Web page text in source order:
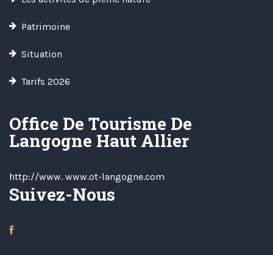
Patrimoine
Situation
Tarifs 2026
Office De Tourisme De
Langogne Haut Allier
http://www. www.ot-langogne.com
Suivez-Nous